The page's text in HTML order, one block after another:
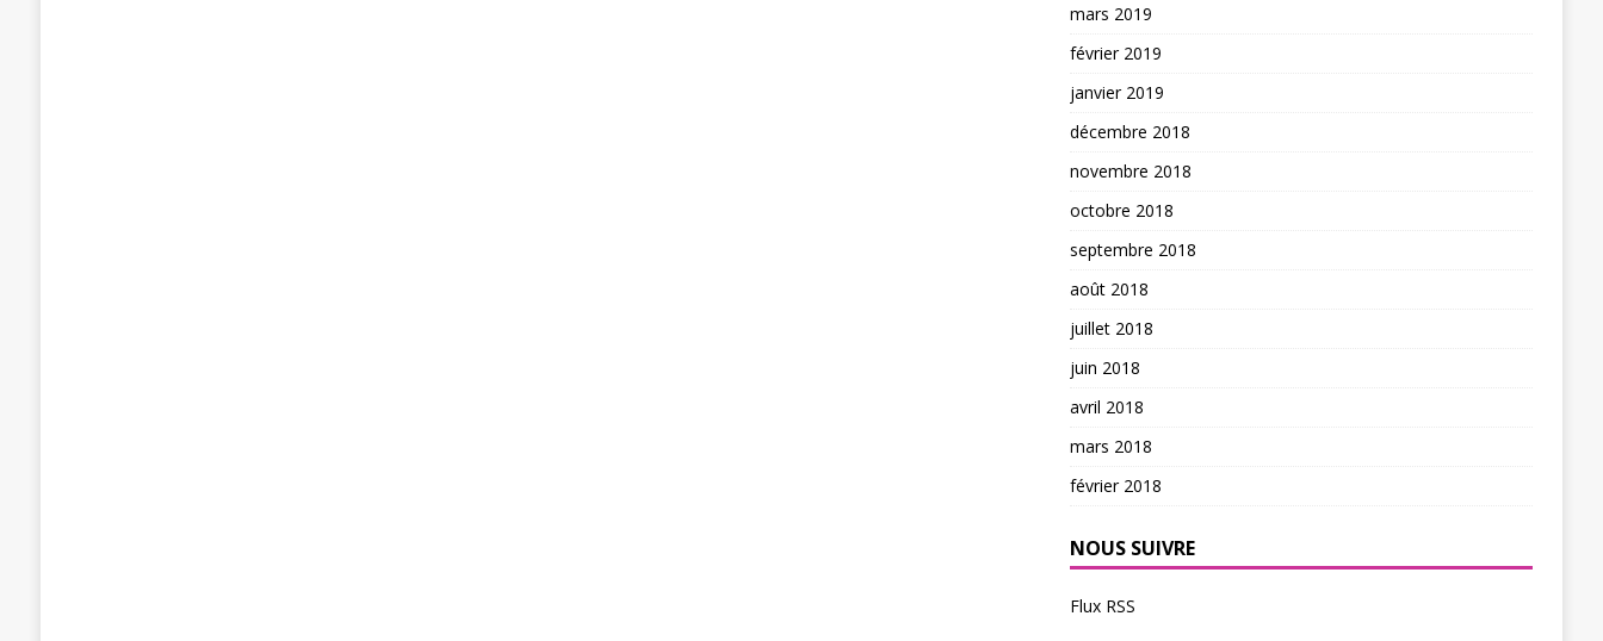
mars 2019
février 2019
janvier 2019
décembre 2018
novembre 2018
octobre 2018
septembre 2018
août 2018
juillet 2018
juin 2018
avril 2018
mars 2018
février 2018
NOUS SUIVRE
Flux RSS